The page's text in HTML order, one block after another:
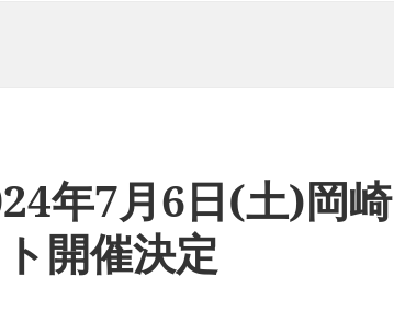
年7月6日(土)岡崎
開催決定